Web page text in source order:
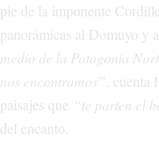
pie de la imponente
panorámicas al Domuyo y
medio de la Patagonia
nos encontramos” ,
paisajes que “te parten el
del encanto.